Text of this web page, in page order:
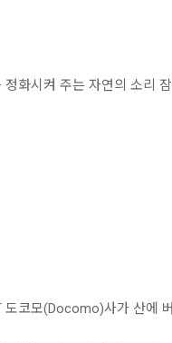
정화시켜 주는 자연의 소리
도코모(Docomo)사가 산에